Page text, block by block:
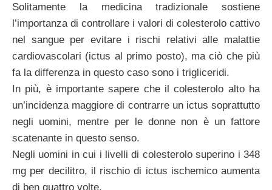
Solitamente la medicina tradizionale sostiene
l’importanza di controllare i valori di colesterolo cattivo
nel sangue per evitare i rischi relativi alle malattie
cardiovascolari (ictus al primo posto), ma ciò che più
fa la differenza in questo caso sono i trigliceridi.
In più, è importante sapere che il colesterolo alto ha
un’incidenza maggiore di contrarre un ictus soprattutto
negli uomini, mentre per le donne non è un fattore
scatenante in questo senso.
Negli uomini in cui i livelli di colesterolo superino i 348
mg per decilitro, il rischio di ictus ischemico aumenta
di ben quattro volte.